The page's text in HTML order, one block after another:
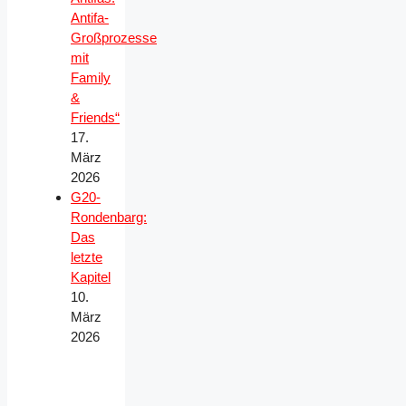
Antifa-
Großprozesse
mit
Family
&
Friends“
17.
März
2026
G20-
Rondenbarg:
Das
letzte
Kapitel
10.
März
2026